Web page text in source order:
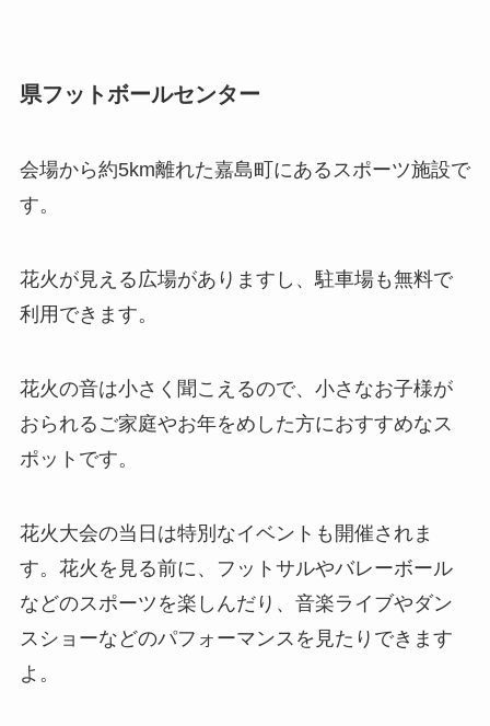
県フットボールセンター
会場から約5km離れた嘉島町にあるスポーツ施設で
す。
花火が見える広場がありますし、駐車場も無料で
利用できます。
花火の音は小さく聞こえるので、小さなお子様が
おられるご家庭やお年をめした方におすすめなス
ポットです。
花火大会の当日は特別なイベントも開催されま
す。花火を見る前に、フットサルやバレーボール
などのスポーツを楽しんだり、音楽ライブやダン
スショーなどのパフォーマンスを見たりできます
よ。